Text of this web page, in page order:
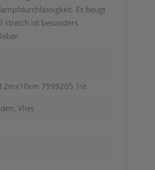
Es beugt
stretch ist besonders
2mx10cm 7999205 1st
Vlies